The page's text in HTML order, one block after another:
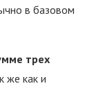
в базовом
трех
же как и